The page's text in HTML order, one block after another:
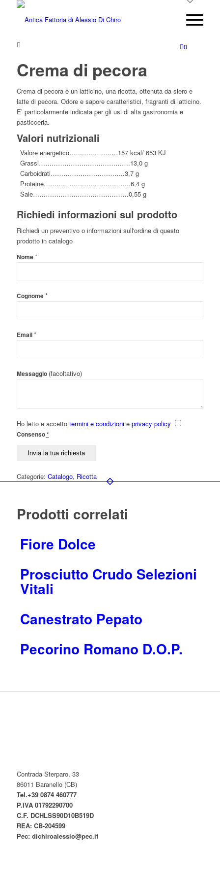
0
Crema di pecora
Crema di pecora è un latticino, una ricotta, ottenuta da siero e
latte di pecora. Odore e sapore caratteristici, fragranti di latticino.
E’ particolarmente indicata per gli usi di alta gastronomia e
pasticceria.
Valori nutrizionali
Valore energetico………………..…157 kcal/ 653 KJ
Grassi…………………………………….13,0 g
Carboidrati……………………………..3,7 g
Proteine…………………………………..6,4 g
Sale………………………………………0,55 g
Richiedi informazioni sul prodotto
Richiedi un preventivo o informazioni sull'ordine di questo
prodotto in catalogo
Nome*
Cognome*
Email*
Messaggio (facoltativo)
Ho letto e accetto termini e condizionie privacy policy
Consenso*
Categorie: Catalogo, Ricotta
Prodotti correlati
Fiore Dolce
Prosciutto Crudo Selezioni
Vitali
Canestrato Pepato
Pecorino Romano D.O.P.
Contrada Sterparo, 33
86011 Baranello (CB)
Tel.+39 0874 460777
P.IVA 01792290700
C.F. DCHLSS90D10B519D
REA: CB-204599
Pec: dichiroalessio@pec.it